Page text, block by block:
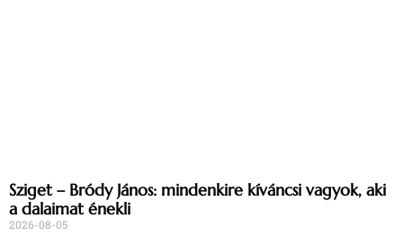
Sziget – Bródy János: mindenkire kíváncsi vagyok, aki
a dalaimat énekli
2026-08-05